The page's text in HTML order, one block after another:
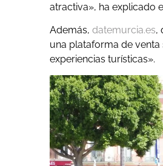
atractiva», ha explicado
Además, datemurcia.es,
una plataforma de
experiencias turísticas».